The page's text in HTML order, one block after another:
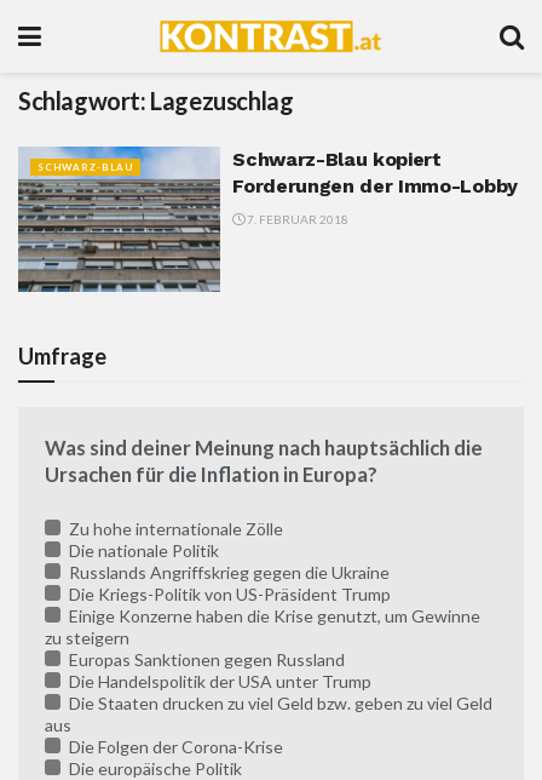
Schlagwort: Lagezuschlag
SCHWARZ-BLAU
Schwarz-Blau kopiert
Forderungen der Immo-Lobby
7. FEBRUAR 2018
Umfrage
Was sind deiner Meinung nach hauptsächlich die
Ursachen für die Inflation in Europa?
Zu hohe internationale Zölle
Die nationale Politik
Russlands Angriffskrieg gegen die Ukraine
Die Kriegs-Politik von US-Präsident Trump
Einige Konzerne haben die Krise genutzt, um Gewinne
zu steigern
Europas Sanktionen gegen Russland
Die Handelspolitik der USA unter Trump
Die Staaten drucken zu viel Geld bzw. geben zu viel Geld
aus
Die Folgen der Corona-Krise
Die europäische Politik